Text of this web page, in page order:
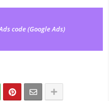
code (Google Ads)